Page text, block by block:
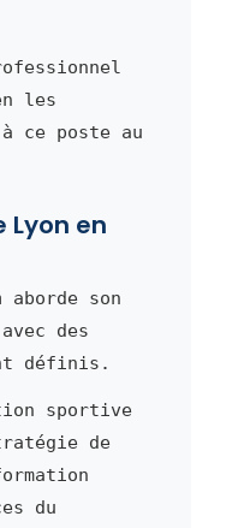
les
ce poste au
Lyon en
aborde son
des
définis.
sportive
de
du